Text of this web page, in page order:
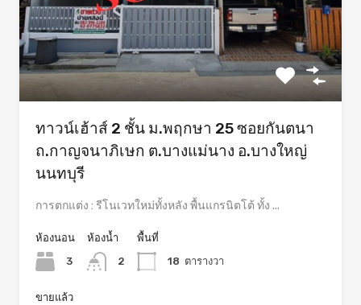
ทาวน์เฮ้าส์ 2 ชั้น ม.พฤกษา 25 ซอยกันตนา
ถ.กาญจนาภิเษก ต.บางแม่นาง อ.บางใหญ่
นนทบุรี
การตกแต่ง : รีโนเวทใหม่ทั้งหลัง พื้นแกรนิตโต้ ทั้ง ...
ห้องนอน
3
ห้องน้ำ
2
พื้นที่
18 ตารางวา
ขายแล้ว